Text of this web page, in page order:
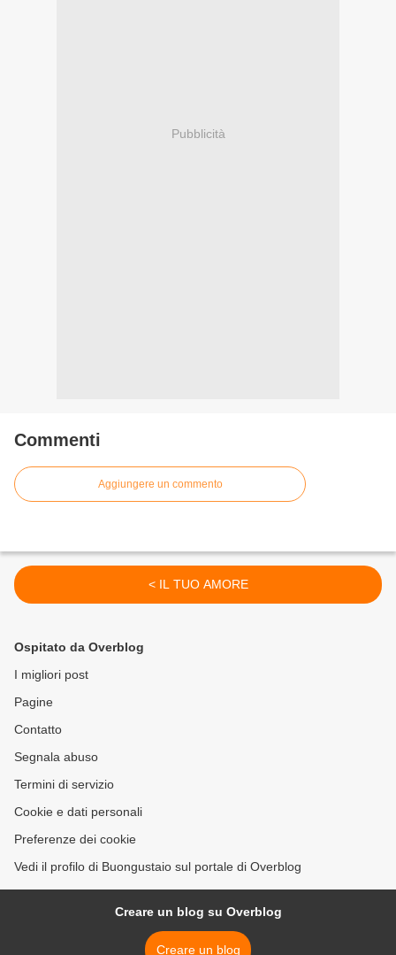
Pubblicità
Commenti
Aggiungere un commento
< IL TUO AMORE
Ospitato da Overblog
I migliori post
Pagine
Contatto
Segnala abuso
Termini di servizio
Cookie e dati personali
Preferenze dei cookie
Vedi il profilo di Buongustaio sul portale di Overblog
Creare un blog su Overblog
Creare un blog